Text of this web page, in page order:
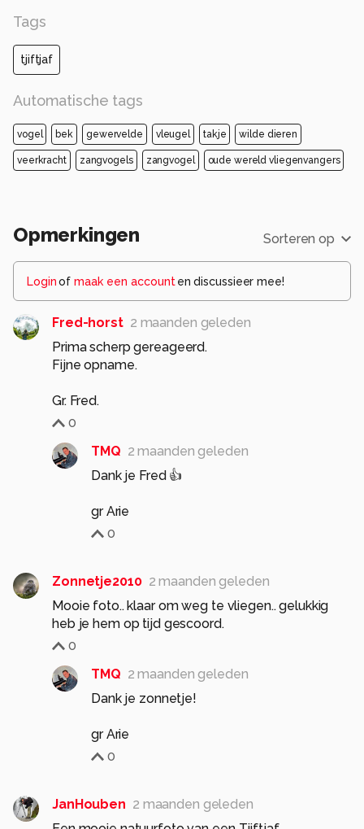
Tags
tjiftjaf
Automatische tags
vogel bek gewervelde vleugel takje wilde dieren
veerkracht zangvogels zangvogel oude wereld vliegenvangers
Opmerkingen Sorteren op
Loginof maak een account en discussieer mee!
Fred-horst 2 maanden geleden
Prima scherp gereageerd.
Fijne opname.
Gr. Fred.
0
TMQ 2 maanden geleden
Dank je Fred 👍
gr Arie
0
Zonnetje2010 2 maanden geleden
Mooie foto.. klaar om weg te vliegen.. gelukkig
heb je hem op tijd gescoord.
0
TMQ 2 maanden geleden
Dank je zonnetje!
gr Arie
0
JanHouben 2 maanden geleden